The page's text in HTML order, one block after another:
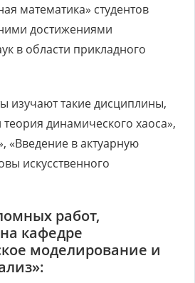
математика» студентов
достижениями
в области прикладного
изучают такие дисциплины,
теория динамического хаоса»,
«Введение в актуарную
искусственного
работ,
кафедре
моделирование и